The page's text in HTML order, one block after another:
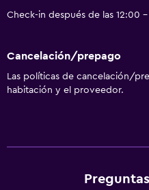
Check-in después de las 12:00
Cancelación/prepago
Las políticas de cancelación/
habitación y el proveedor.